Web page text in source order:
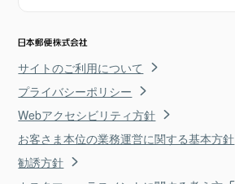
サイトのご利用について
プライバシーポリシー
Webアクセシビリティ方針
お客さま本位の業務運営に関する基本方針
勧誘方針